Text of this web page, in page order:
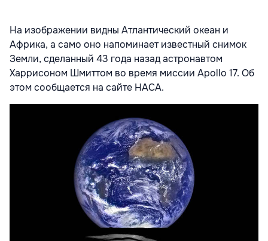
На изображении видны Атлантический океан и
Африка, а само оно напоминает известный снимок
Земли, сделанный 43 года назад астронавтом
Харрисоном Шмиттом во время миссии Apollo 17. Об
этом сообщается на сайте НАСА.